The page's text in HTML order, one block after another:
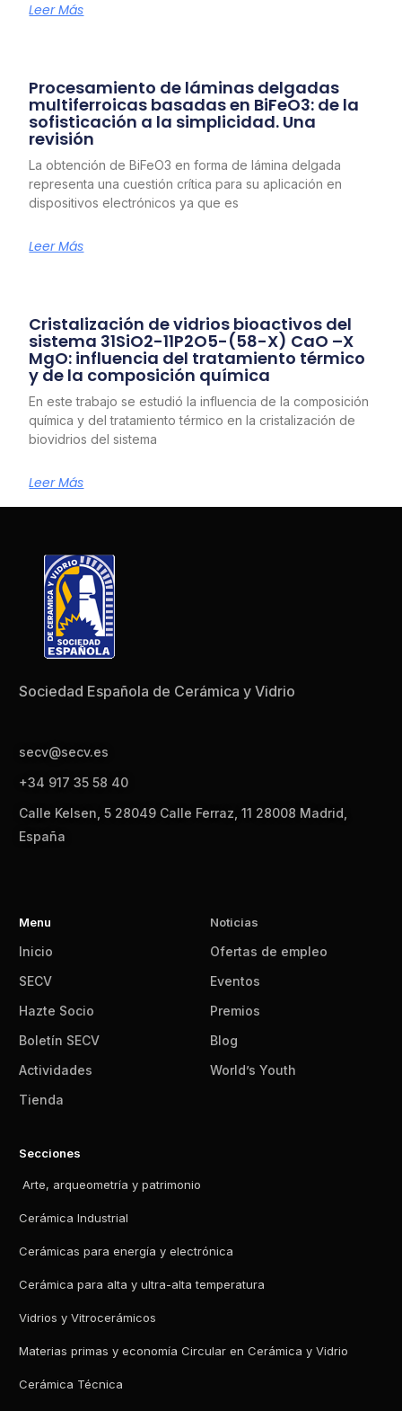
Leer Más
Procesamiento de láminas delgadas
multiferroicas basadas en BiFeO3: de la
sofisticación a la simplicidad. Una
revisión
La obtención de BiFeO3 en forma de lámina delgada
representa una cuestión crítica para su aplicación en
dispositivos electrónicos ya que es
Leer Más
Cristalización de vidrios bioactivos del
sistema 31SiO2-11P2O5-(58-X) CaO –X
MgO: influencia del tratamiento térmico
y de la composición química
En este trabajo se estudió la influencia de la composición
química y del tratamiento térmico en la cristalización de
biovidrios del sistema
Leer Más
Sociedad Española de Cerámica y Vidrio
secv@secv.es
+34 917 35 58 40
Calle Kelsen, 5 28049 Calle Ferraz, 11 28008 Madrid,
España
Menu
Inicio
SECV
Hazte Socio
Boletín SECV
Actividades
Tienda
Noticias
Ofertas de empleo
Eventos
Premios
Blog
World’s Youth
Secciones
Arte, arqueometría y patrimonio
Cerámica Industrial
Cerámicas para energía y electrónica
Cerámica para alta y ultra-alta temperatura
Vidrios y Vitrocerámicos
Materias primas y economía Circular en Cerámica y Vidrio
Cerámica Técnica